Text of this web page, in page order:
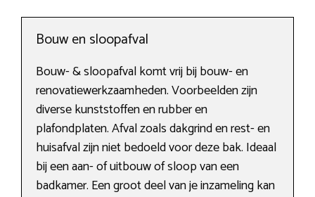
Bouw en sloopafval
Bouw- & sloopafval komt vrij bij bouw- en
renovatiewerkzaamheden. Voorbeelden zijn
diverse kunststoffen en rubber en
plafondplaten. Afval zoals dakgrind en rest- en
huisafval zijn niet bedoeld voor deze bak. Ideaal
bij een aan- of uitbouw of sloop van een
badkamer. Een groot deel van je inzameling kan